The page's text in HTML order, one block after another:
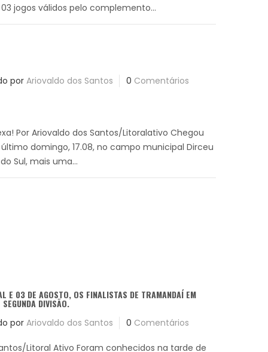
jogos válidos pelo complemento...
por Ariovaldo dos Santos 0 Comentários
Por Ariovaldo dos Santos/Litoralativo Chegou
domingo, 17.08, no campo municipal Dirceu
Sul, mais uma...
E 03 DE AGOSTO, OS FINALISTAS DE TRAMANDAÍ EM
DIVISÃO.
por Ariovaldo dos Santos 0 Comentários
Litoral Ativo Foram conhecidos na tarde de